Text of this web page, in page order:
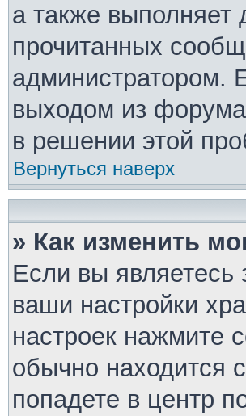
а также выполняет
прочитанных
администратором.
выходом из
в решении этой
Вернуться наверх
» Как изменить
Если вы являетесь
ваши настройки
настроек нажмите
обычно находится
попадете в центр